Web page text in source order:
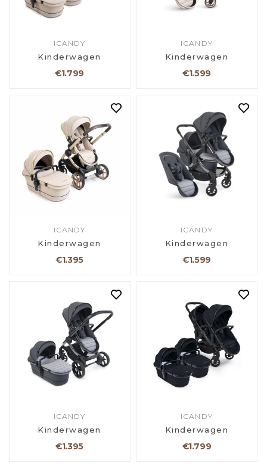
ICANDY
Kinderwagen
€1.799
ICANDY
Kinderwagen
€1.599
ICANDY
Kinderwagen
€1.395
ICANDY
Kinderwagen
€1.599
ICANDY
Kinderwagen
€1.395
ICANDY
Kinderwagen
€1.799